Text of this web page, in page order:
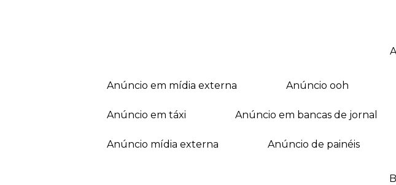
anúncio em mídia externa anúncio ooh
anúncio em táxi anúncio em bancas de jornal
anúncio mídia externa anúncio de painéis